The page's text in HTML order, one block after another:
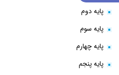
پایه دوم
پایه سوم
پایه چهارم
پایه پنجم